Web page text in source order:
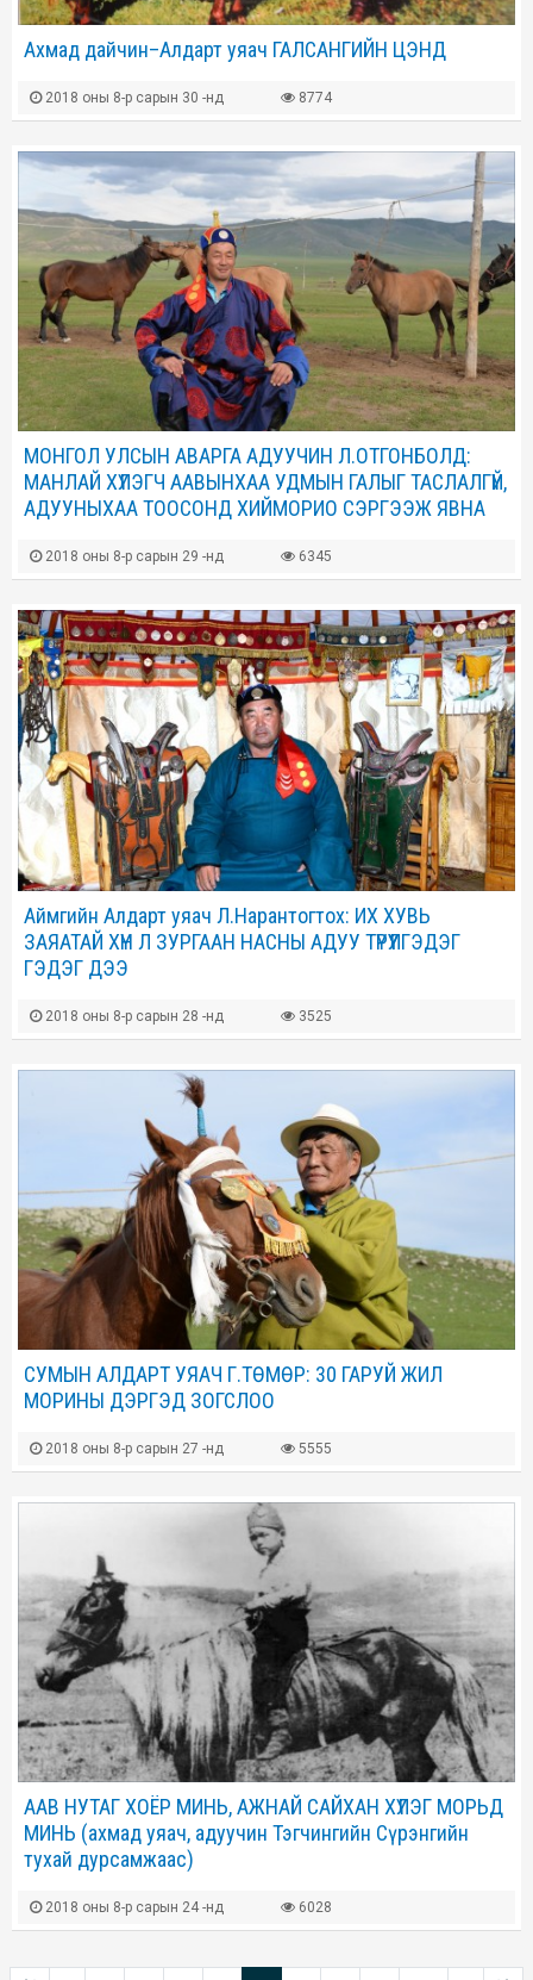
Ахмад дайчин–Алдарт уяач ГАЛСАНГИЙН ЦЭНД
2018 оны 8-р сарын 30 -нд 8774
МОНГОЛ УЛСЫН АВАРГА АДУУЧИН Л.ОТГОНБОЛД:
МАНЛАЙ ХҮЛЭГЧ ААВЫНХАА УДМЫН ГАЛЫГ ТАСЛАЛГҮЙ,
АДУУНЫХАА ТООСОНД ХИЙМОРИО СЭРГЭЭЖ ЯВНА
2018 оны 8-р сарын 29 -нд 6345
​Аймгийн Алдарт уяач Л.Нарантогтох: ИХ ХУВЬ
ЗАЯАТАЙ ХҮН Л ЗУРГААН НАСНЫ АДУУ ТҮРҮҮЛГЭДЭГ
ГЭДЭГ ДЭЭ
2018 оны 8-р сарын 28 -нд 3525
​СУМЫН АЛДАРТ УЯАЧ Г.ТӨМӨР: 30 ГАРУЙ ЖИЛ
МОРИНЫ ДЭРГЭД ЗОГСЛОО​
2018 оны 8-р сарын 27 -нд 5555
ААВ НУТАГ ХОЁР МИНЬ, АЖНАЙ САЙХАН ХҮЛЭГ МОРЬД
МИНЬ (ахмад уяач, адуучин Тэгчингийн Сүрэнгийн
тухай дурсамжаас)
2018 оны 8-р сарын 24 -нд 6028